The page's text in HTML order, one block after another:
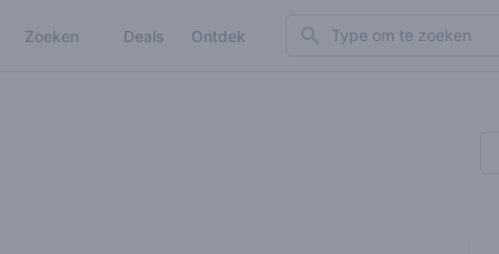
Zoeken Deals Ontdek Search